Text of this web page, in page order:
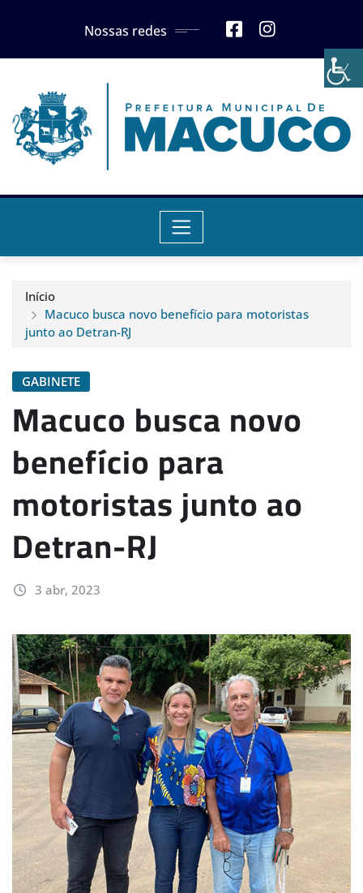
Nossas redes
Início
Macuco busca novo benefício para motoristas
junto ao Detran-RJ
GABINETE
Macuco busca novo
benefício para
motoristas junto ao
Detran-RJ
3 abr, 2023